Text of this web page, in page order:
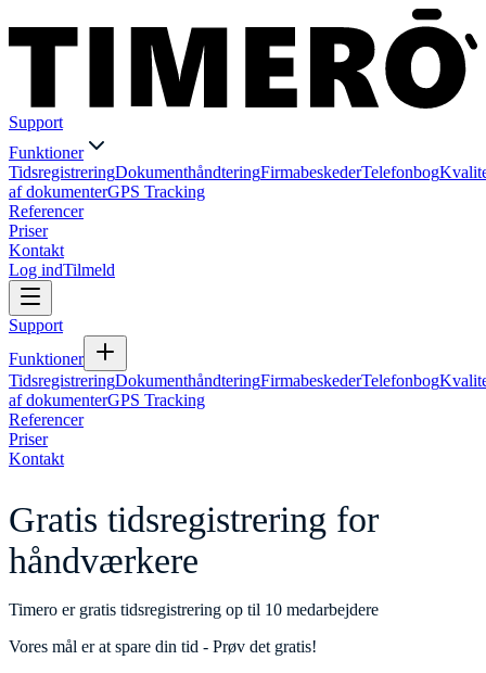
Support
Funktioner
TidsregistreringDokumenthåndteringFirmabeskederTelefonbog
af dokumenterGPS Tracking
Referencer
Priser
Kontakt
Log indTilmeld
Support
Funktioner
TidsregistreringDokumenthåndteringFirmabeskederTelefonbog
af dokumenterGPS Tracking
Referencer
Priser
Kontakt
Gratis tidsregistrering for
håndværkere
Timero er gratis tidsregistrering op til 10 medarbejdere
Vores mål er at spare din tid - Prøv det gratis!